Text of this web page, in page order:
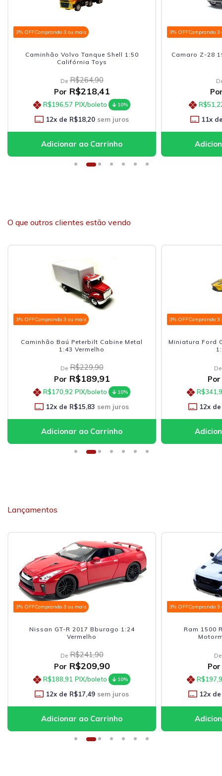
3% OFFComprando 3 ou mais
Caminhão Volvo Tanque Shell 1:50
Califórnia Toys
De R$264,90
Por R$218,41
R$196,57 PIX/boleto 10%
12x de R$18,20 sem juros
3% OFFComprando 3
Camaro Z-28
11x
O que outros clientes estão vendo
3% OFFComprando 3 ou mais
Caminhão Baú Peterbilt Cabine Metal
1:43 Vermelho
De R$229,90
Por R$189,91
R$170,92 PIX/boleto 10%
12x de R$15,83 sem juros
3% OFFComprando 3
Miniatura Ford
De
Por
12x de
Lançamentos
3% OFFComprando 3 ou mais
Nissan GT-R 2017 Bburago 1:24
Vermelho
De R$241,90
Por R$209,90
R$188,91 PIX/boleto 10%
12x de R$17,49 sem juros
3% OFFComprando 3
Ram 1500
De
Por
12x de